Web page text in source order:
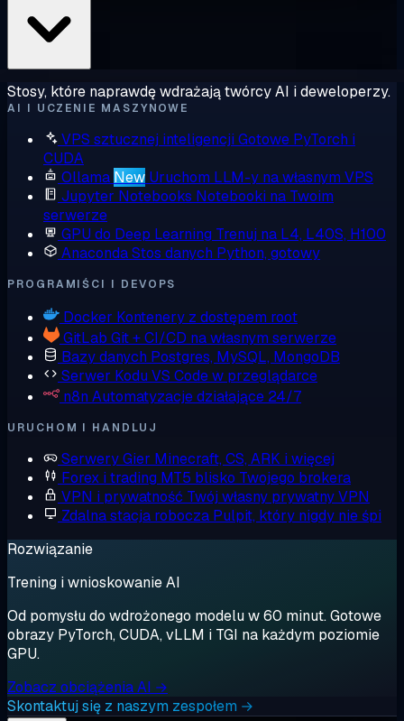
Stosy, które naprawdę wdrażają twórcy AI i deweloperzy.
AI I UCZENIE MASZYNOWE
VPS sztucznej inteligencji Gotowe PyTorch i
CUDA
Ollama New Uruchom LLM-y na własnym VPS
Jupyter Notebooks Notebooki na Twoim
serwerze
GPU do Deep Learning Trenuj na L4, L40S, H100
AnacondaStos danych Python, gotowy
PROGRAMIŚCI I DEVOPS
Docker Kontenery z dostępem root
GitLab Git + CI/CD na własnym serwerze
Bazy danych Postgres, MySQL, MongoDB
Serwer Kodu VS Code w przeglądarce
n8n Automatyzacje działające 24/7
URUCHOM I HANDLUJ
Serwery Gier Minecraft, CS, ARK i więcej
Forex i trading MT5 blisko Twojego brokera
VPN i prywatność Twój własny prywatny VPN
Zdalna stacja robocza Pulpit, który nigdy nie śpi
Rozwiązanie
Trening i wnioskowanie AI
Od pomysłu do wdrożonego modelu w 60 minut. Gotowe
obrazy PyTorch, CUDA, vLLM i TGI na każdym poziomie
GPU.
Zobacz obciążenia AI →
Skontaktuj się z naszym zespołem →